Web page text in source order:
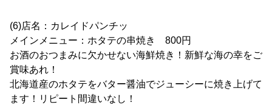
(6)店名：カレイドパンチッ
メインメニュー：ホタテの串焼き 800円
お酒のおつまみに欠かせない海鮮焼き！新鮮な海の幸をご
賞味あれ！
北海道産のホタテをバター醤油でジューシーに焼き上げて
ます！リピート間違いなし！